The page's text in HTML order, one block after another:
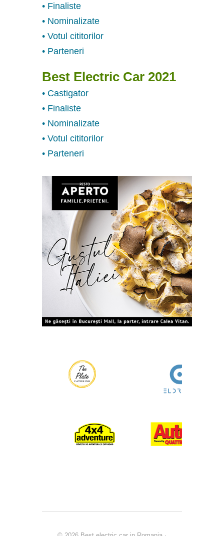
• Finaliste
• Nominalizate
• Votul cititorilor
• Parteneri
Best Electric Car 2021
• Castigator
• Finaliste
• Nominalizate
• Votul cititorilor
• Parteneri